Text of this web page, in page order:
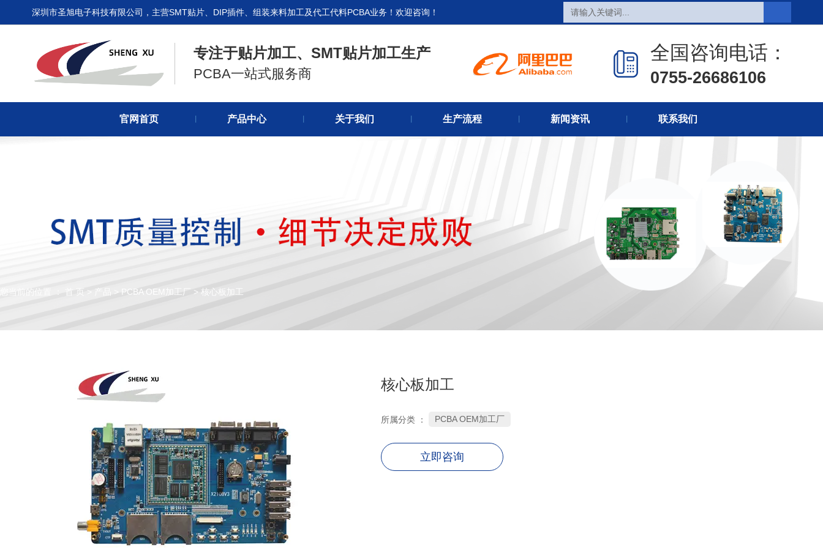
热销产品 新闻在线
关于我们
深圳市圣旭电子科技有限公司，主营SMT贴片、DIP插件、组装来料加工及代工代料PCBA业务！欢迎咨询！
专注于贴片加工、SMT贴片加工生产
PCBA一站式服务商
全国咨询电话：
0755-26686106
官网首页 产品中心 关于我们 生产流程 新闻资讯 联系我们
您当前的位置 ： 首 页 > 产品 > PCBA OEM加工厂 > 核心板加工
核心板加工
所属分类 ： PCBA OEM加工厂
立即咨询